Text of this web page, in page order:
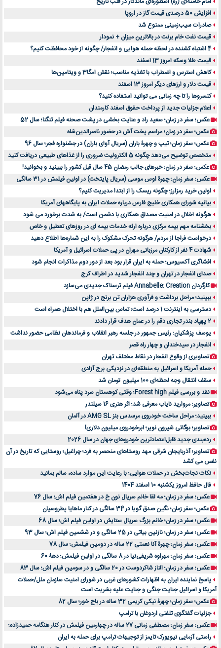
افزایش 50 درصدی قیمت گاز در اروپا
صادرات سیب‌زمینی ممنوع شد
قیمت نفت خام برنت در بالاترین میزان + نمودار
4 اشتباه کشنده در لحظه حمله هوایی و انفجار/ چگونه از خود محافظت کنیم؟
قیمت طلا وسکه امروز 13 اسفند
کاهش استرس و اضطراب با تغذیه مناسب؛ نقش امگا3 و ویتامین‌ها
قیمت دلار و ارزهای دیگر امروز 13 اسفند
کنسروها را تا چه زمانی می توانید استفاده کنید؟
اعلام جزئیات جدید از پرداخت حقوق اسفند کارمندان
عکس؛ سفر در زمان؛ سعید راد و عنایت بخشی در پشت صحنه فیلم تنگنا؛ سال 52
عکس؛ سفر در زمان؛ مراسم پخت آش در حضور ناصرالدین‌شاه
عکس؛ سفر زمان؛ تیپ و چهرۀ باران (سریال آوای باران) در جشنواره فجر؛ سال 96
متخصص توضیح می‌دهد چگونه 5 الکترولیت ضروری را از غذاهای طبیعی دریافت کنید
عکس؛ سفر در زمان؛ خبرهای جالب رمضان 45 سال قبل کشور را ببینید و بخوانید!
عکس؛ سفر زمان؛ چهرۀ اوس موسی (سریال پایتخت) در اولین فیلمش در 31 سالگی
اولین خرید رمزارز؛ چگونه ریسک را از ابتدا مدیریت کنیم؟
بیانیه شورای همکاری خلیج فارس درباره حملات ایران به پایگاههای آمریکا
هرگونه اخلال در امنیت مصداق همکاری با دشمن است/ به شدت برخورد می شود
بخشنامه مهم بیمه مرکزی درباره ارئه خدمات بیمه ای در روزهای تعطیل و خاص
درخواست فراجا از مردم/ هرگونه تحرک مشکوک را به این شماره‌ها اطلاع دهید
شهادت 4 نفر از کارکنان مرزبانی مهران در پی حملات اسرائیل و آمریکا
افشاگری آکسیوس؛ حمله به ایران قرار بود بعد از دور دوم مذاکرات انجام شود
صدای انفجار در تهران و چند انفجار شدید در اطراف کرج
کارگردان Annabelle: Creation فیلم ترسناک جدیدی می‌سازد
ببینید؛ مراحل برداشت و فرآوری هزاران تن برنج در ژاپن
دسترسی به اینترنت 1 درصد است؛ تماس بین‌الملل هم با اختلال همراه است
2 پهپاد بندر تجاری دقم را در عمان هدف قرار دادند
یوسف پزشکیان: رئیس جمهور در جلسه رهبر انقلاب و فرماندهان نظامی حضور نداشت
انفجار در سیدخندان و چهار راه قصر
تصاویری از وقوع انفجار در نقاط مختلف تهران
حمله آمریکا و اسرائیل به منطقه‌ای در نزدیکی برج آزادی
سقف انتقال وجه لحظه‌ای 100 میلیون تومان شد
نقد و بررسی فیلم Forest high؛ وقتی کوهستان سرد پناه می‌شود
تصاویر؛ مروارید نایاب معرفی شد؛ اثر هنری 16 سیلندر
ببینید؛ مراحل ساخت خودروی مرسدس بنز AMG SL در آلمان
تصاویر؛ بوگاتی شیرون نویر؛ ابرخودروی میلیون دلاری!
رده‌بندی جدید قابل‌اعتمادترین خودروهای جهان در سال 2026
تصاویر؛ آذربایجان شرقی مهد روستاهای منحصر به فرد؛ چراغیل؛ روستایی که تاریخ در آن
نفس می کشد
نکات نجات‌بخش در حملات هوایی؛ با رعایت این موارد ساده، سالم بمانید
فال حافظ امروز یکشنبه 10 اسفند 1404
عکس؛ سفر در زمان؛ مه لقا خانم سریال نون خ در هفتمین فیلم اش؛ سال 76
عکس؛ سفر زمان؛ نگین صدق گویا در 34 سالگی در کنار ماهایا پطروسیان
عکس؛ سفر در زمان؛ خانم بزرگ سریال ستایش در اولین فیلم اش؛ سال 68
عکس؛ سفر در زمان؛ نازنین بیاتی در 25 سالگی و در ششمین فیلم اش؛ سال 93
عکس؛ سفر زمان؛ چهرۀ آنا نعمتی 22 ساله در دومین فیلمش؛ سال 78
عکس؛ سفر زمان؛ مهراوه شریفی‌نیا در 8 سالگی در اولین فیلمش؛ دهۀ 60
عکس؛ سفر در زمان؛ الناز شاکردوست در 20 سالگی و در سومین فیلم اش؛ سال 83
پاسخ نماینده ایران به اظهارات کشورهای غربی در شورای امنیت سازمان ملل/حملات
آمریکا و اسرائیل جنایت جنگی و جنایت علیه بشریت است
عکس؛ سفر زمان؛ چهرۀ نیکی کریمی 32 ساله در باج خور؛ سال 82
جزئیات گفتگوی تلفنی اردوغان با ترامپ
عکس؛ سفر زمان؛ مصطفی زمانی 27 ساله در چهارمین فیلمش در کنار هنگامه حمیدزاده؛
راستی آزمایی نیویورک تایمز از توجیهات ترامپ برای حمله به ایران